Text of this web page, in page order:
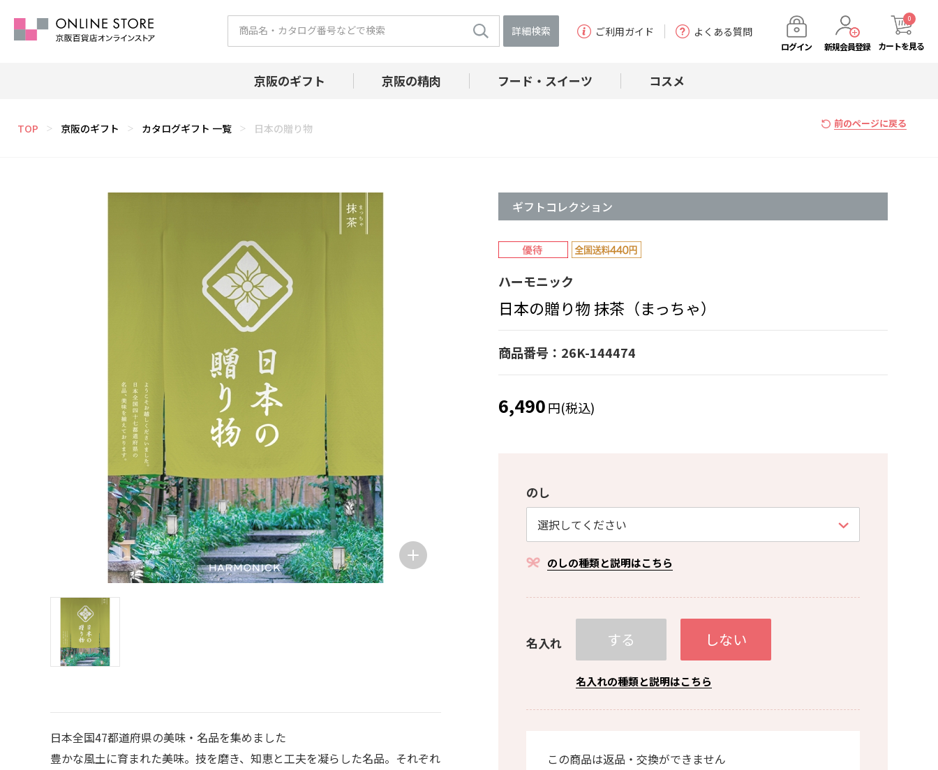
詳細検索 ご利用ガイド よくある質問
ログイン 新規会員登録 カートを見る
0
京阪のギフト 京阪の精肉 フード・スイーツ コスメ
TOP ＞ 京阪のギフト ＞ カタログギフト 一覧 ＞ 日本の贈り物 前のページに戻る
日本全国47都道府県の美味・名品を集めました
豊かな風土に育まれた美味。技を磨き、知恵と工夫を凝らした名品。それぞれ
ギフトコレクション
ハーモニック
日本の贈り物 抹茶（まっちゃ）
商品番号：26K-144474
6,490円(税込)
のし
のしの種類と説明はこちら
名入れ する しない
名入れの種類と説明はこちら
この商品は返品・交換ができません